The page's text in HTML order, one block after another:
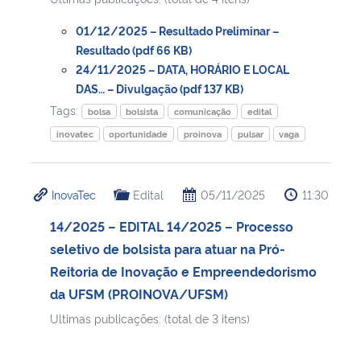
01/12/2025 – Resultado Preliminar –
Resultado (pdf 66 KB)
24/11/2025 – DATA, HORÁRIO E LOCAL
DAS… – Divulgação (pdf 137 KB)
Tags:
bolsa bolsista comunicação
edital
inovatec
oportunidade proinova pulsar vaga
InovaTec Edital 05/11/2025 11:30
14/2025 – EDITAL 14/2025 – Processo
seletivo de bolsista para atuar na Pró-
Reitoria de Inovação e Empreendedorismo
da UFSM (PROINOVA/UFSM)
Ultimas publicações: (total de 3 itens)